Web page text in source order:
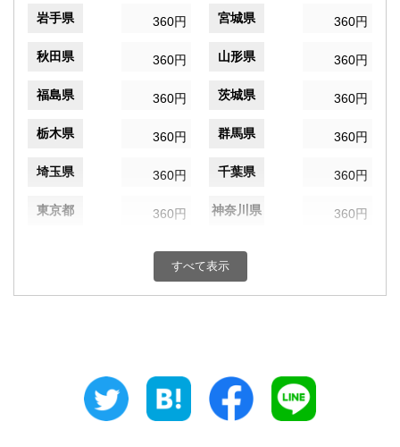
岩手県 360円 宮城県 360円
秋田県 360円 山形県 360円
福島県 360円 茨城県 360円
栃木県 360円 群馬県 360円
埼玉県 360円 千葉県 360円
東京都 360円 神奈川県 360円
360円 富山県
360円 三重県
すべて表示